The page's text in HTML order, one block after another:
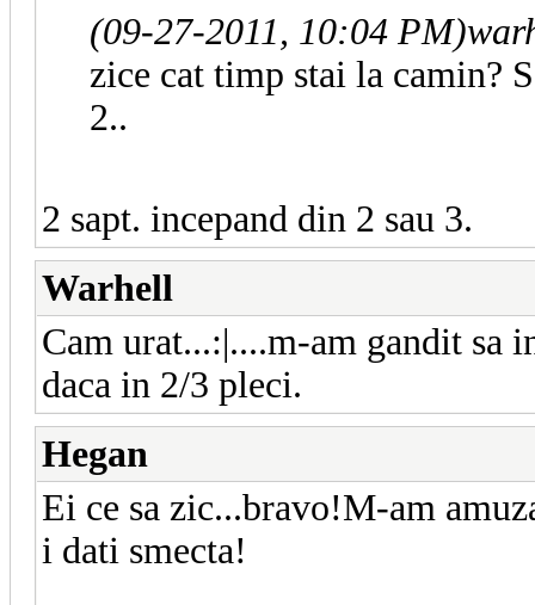
(09-27-2011, 10:04 PM)
zice cat timp stai la camin?
2..
2 sapt. incepand din 2 sau 3.
Warhell
Cam urat...:|....m-am gandit sa
daca in 2/3 pleci.
Hegan
Ei ce sa zic...bravo!M-am
i dati smecta!